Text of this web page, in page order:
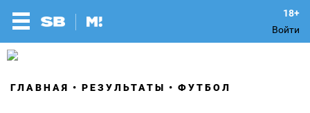
Войти
ГЛАВНАЯ РЕЗУЛЬТАТЫ ФУТБОЛ